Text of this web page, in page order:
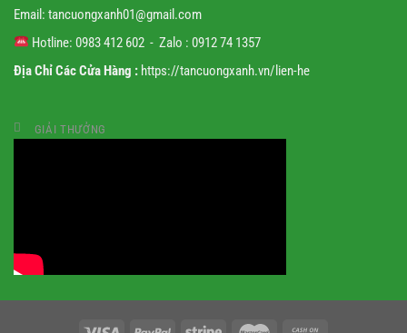
Email: tancuongxanh01@gmail.com
Hotline: 0983 412 602 - Zalo : 0912 74 1357
Địa Chỉ Các Cửa Hàng : https://tancuongxanh.vn/lien-he
GIẢI THƯỞNG